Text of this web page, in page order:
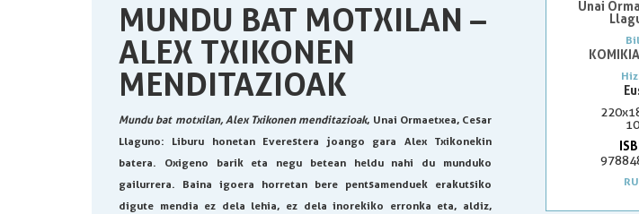
MUNDU BAT MOTXILAN –
ALEX TXIKONEN
MENDITAZIOAK
Mundu bat motxilan, Alex Txikonen menditazioak, Unai Ormaetxea, Cesar
Llaguno: Liburu honetan Everestera joango gara Alex Txikonekin
batera. Oxigeno barik eta negu betean heldu nahi du munduko
gailurrera. Baina igoera horretan bere pentsamenduek erakutsiko
digute mendia ez dela lehia, ez dela inorekiko erronka eta, aldiz,
Unai